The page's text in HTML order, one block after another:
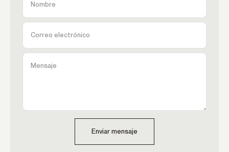
Nombre
Correo electrónico
Mensaje
Enviar mensaje